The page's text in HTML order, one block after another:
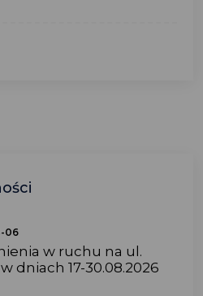
06
w ruchu na ul.
dniach 17-30.08.2026